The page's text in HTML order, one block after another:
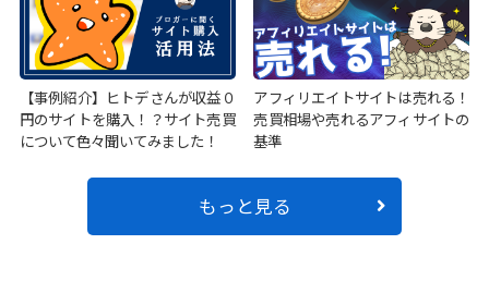
【事例紹介】ヒトデさんが収益０
円のサイトを購入！？サイト売買
について色々聞いてみました！
アフィリエイトサイトは売れる！
売買相場や売れるアフィサイトの
基準
もっと見る